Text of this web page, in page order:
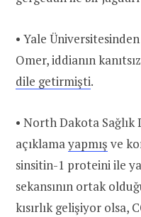
• Yale
Omer, iddianın
dile getirmişti.
• North Dakota
açıklamayapmış ve
sinsitin-1 proteini ile
sekansının ortak
kısırlık gelişiyor olsa,